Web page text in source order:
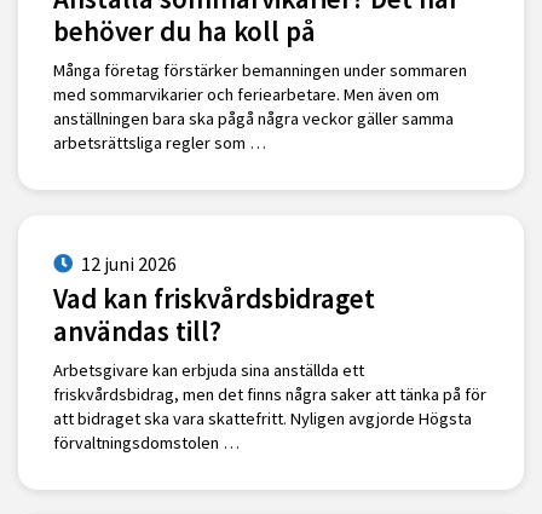
behöver du ha koll på
Många företag förstärker bemanningen under sommaren
med sommarvikarier och feriearbetare. Men även om
anställningen bara ska pågå några veckor gäller samma
arbetsrättsliga regler som …
12 juni 2026
Vad kan friskvårdsbidraget
användas till?
Arbetsgivare kan erbjuda sina anställda ett
friskvårdsbidrag, men det finns några saker att tänka på för
att bidraget ska vara skattefritt. Nyligen avgjorde Högsta
förvaltningsdomstolen …